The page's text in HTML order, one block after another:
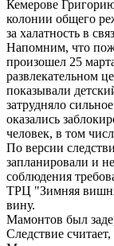
Кемерове
колонии общего
за халатность в
Напомним, что
произошел 25
развлекательном
показывали
затрудняло
оказались
человек, в том
По версии
запланировали и
соблюдения
ТРЦ "Зимняя
вину.
Мамонтов был
Следствие